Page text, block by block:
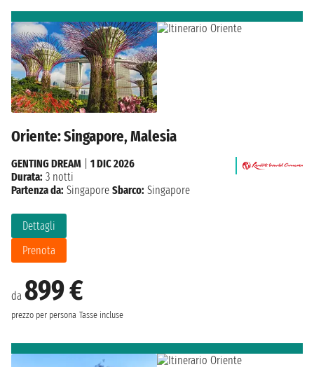
Oriente: Singapore, Malesia
da 899 €
prezzo per persona Tasse incluse
Dettagli
Prenota
GENTING DREAM
1 DIC 2026
Durata: 3 notti
Partenza da: Singapore Sbarco: Singapore